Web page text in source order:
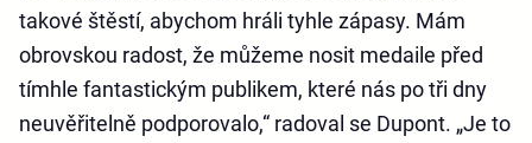
takové štěstí, abychom hráli tyhle zápasy. Mám
obrovskou radost, že můžeme nosit medaile před
tímhle fantastickým publikem, které nás po tři dny
neuvěřitelně podporovalo,“ radoval se Dupont. „Je to